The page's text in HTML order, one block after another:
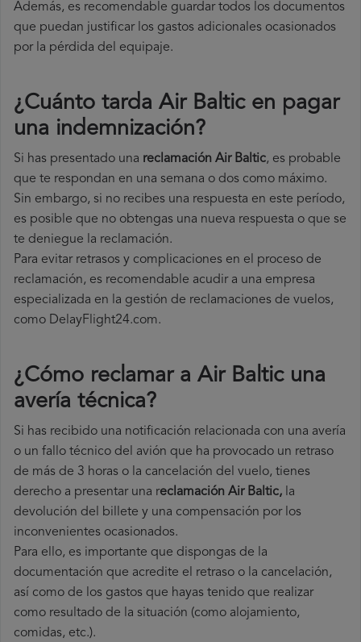
Además, es recomendable guardar todos los documentos
que puedan justificar los gastos adicionales ocasionados
por la pérdida del equipaje.
¿Cuánto tarda Air Baltic en pagar
una indemnización?
Si has presentado una reclamación Air Baltic, es probable
que te respondan en una semana o dos como máximo.
Sin embargo, si no recibes una respuesta en este período,
es posible que no obtengas una nueva respuesta o que se
te deniegue la reclamación.
Para evitar retrasos y complicaciones en el proceso de
reclamación, es recomendable acudir a una empresa
especializada en la gestión de reclamaciones de vuelos,
como DelayFlight24.com.
¿Cómo reclamar a Air Baltic una
avería técnica?
Si has recibido una notificación relacionada con una avería
o un fallo técnico del avión que ha provocado un retraso
de más de 3 horas o la cancelación del vuelo, tienes
derecho a presentar una reclamación Air Baltic, la
devolución del billete y una compensación por los
inconvenientes ocasionados.
Para ello, es importante que dispongas de la
documentación que acredite el retraso o la cancelación,
así como de los gastos que hayas tenido que realizar
como resultado de la situación (como alojamiento,
comidas, etc.).